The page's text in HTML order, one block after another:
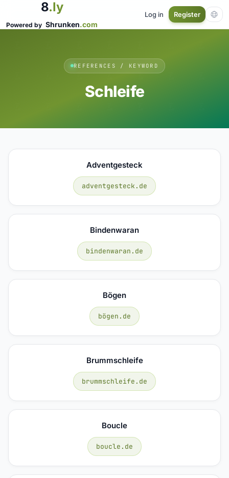
8.ly
Powered by Shrunken.com
Log in Register
REFERENCES / KEYWORD
Schleife
Adventgesteck
adventgesteck.de
Bindenwaran
bindenwaran.de
Bögen
bögen.de
Brummschleife
brummschleife.de
Boucle
boucle.de